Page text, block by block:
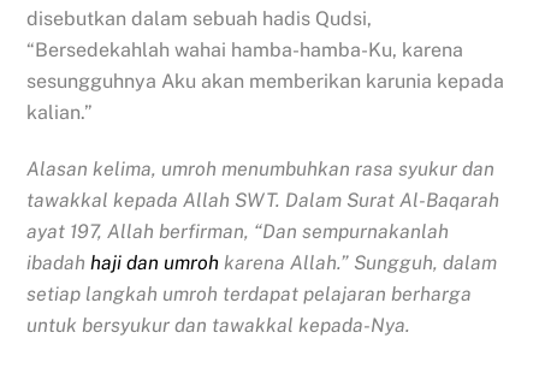
disebutkan dalam sebuah hadis Qudsi,
“Bersedekahlah wahai hamba-hamba-Ku, karena
sesungguhnya Aku akan memberikan karunia kepada
kalian.”
Alasan kelima, umroh menumbuhkan rasa syukur dan
tawakkal kepada Allah SWT. Dalam Surat Al-Baqarah
ayat 197, Allah berfirman, “Dan sempurnakanlah
ibadah haji dan umroh karena Allah.” Sungguh, dalam
setiap langkah umroh terdapat pelajaran berharga
untuk bersyukur dan tawakkal kepada-Nya.